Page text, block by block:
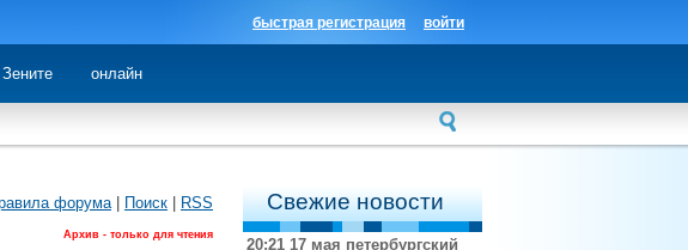
войти
быстрая регистрация
онлайн
Свежие новости
20:21 17 мая петербургский
форума| Поиск RSS
Архив - только для чтения